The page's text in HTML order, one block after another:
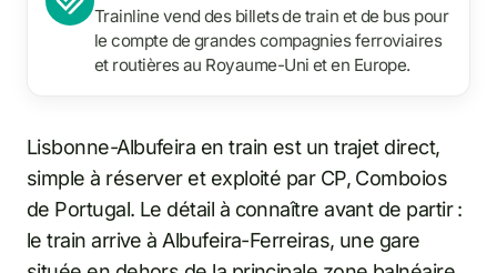
Trainline vend des billets de train et de bus pour
le compte de grandes compagnies ferroviaires
et routières au Royaume-Uni et en Europe.
Lisbonne-Albufeira en train est un trajet direct,
simple à réserver et exploité par CP, Comboios
de Portugal. Le détail à connaître avant de partir :
le train arrive à Albufeira-Ferreiras, une gare